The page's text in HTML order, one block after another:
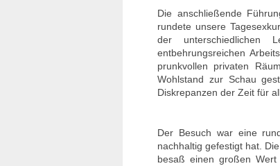
Die anschließende
rundete unsere
der unterschiedlichen
entbehrungsreichen
prunkvollen privaten
Wohlstand zur Schau
Diskrepanzen der Zeit für
Der Besuch war eine
nachhaltig gefestigt hat.
besaß einen großen